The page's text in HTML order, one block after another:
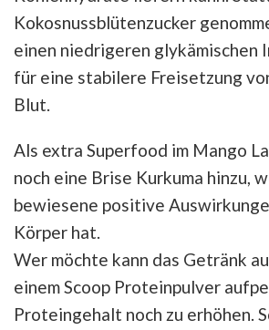
Kokosnussblütenzucker
einen niedrigeren glykämischen
für eine stabilere Freisetzung
Blut.
Als extra Superfood im Mango
noch eine Brise Kurkuma hinzu,
bewiesene positive
Körper hat.
Wer möchte kann das Getränk
einem Scoop Proteinpulver
Proteingehalt noch zu erhöhen.